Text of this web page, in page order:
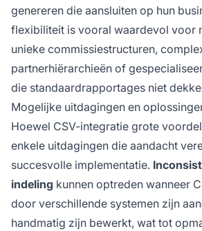
genereren die aansluiten op hun
flexibiliteit is vooral waardevol voor
unieke commissiestructuren,
partnerhiërarchieën of
die standaardrapportages niet
Mogelijke uitdagingen en
Hoewel CSV-integratie grote
enkele uitdagingen die aandacht
succesvolle implementatie.
indeling kunnen optreden wanneer
door verschillende systemen zijn
handmatig zijn bewerkt, wat tot